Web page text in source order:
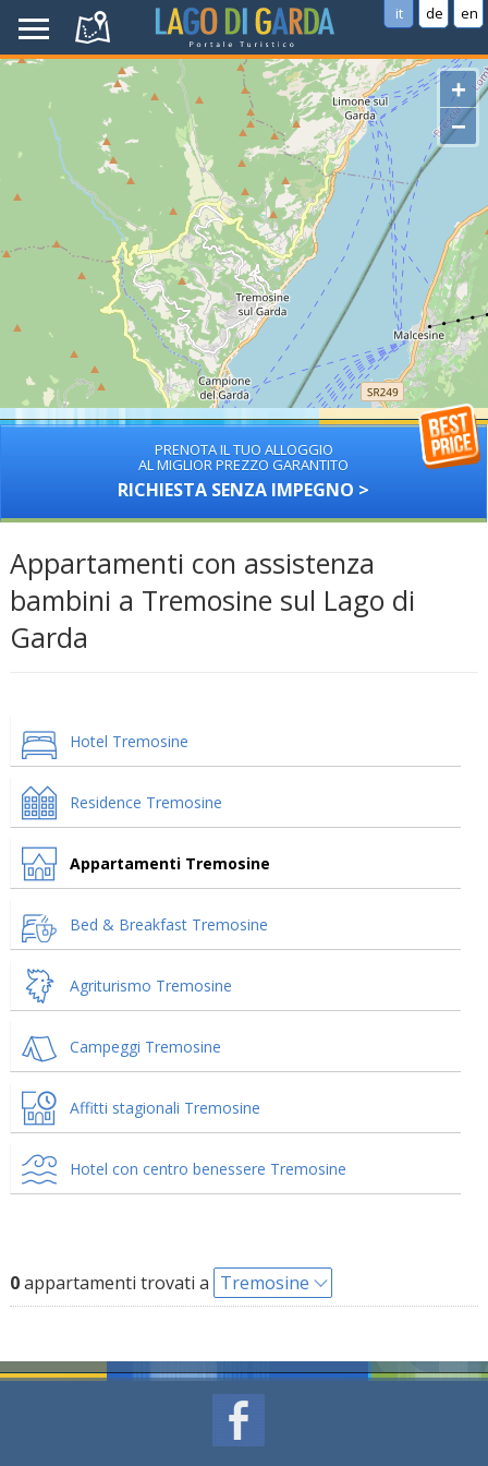
it de en
+
−
PRENOTA IL TUO ALLOGGIO
AL MIGLIOR PREZZO GARANTITO
RICHIESTA SENZA IMPEGNO >
Appartamenti con assistenza
bambini a Tremosine sul Lago di
Garda
Hotel Tremosine
Residence Tremosine
Appartamenti Tremosine
Bed & Breakfast Tremosine
Agriturismo Tremosine
Campeggi Tremosine
Affitti stagionali Tremosine
Hotel con centro benessere Tremosine
0appartamenti trovati a Tremosine